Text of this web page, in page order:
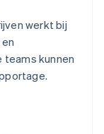
werkt bij
teams kunnen